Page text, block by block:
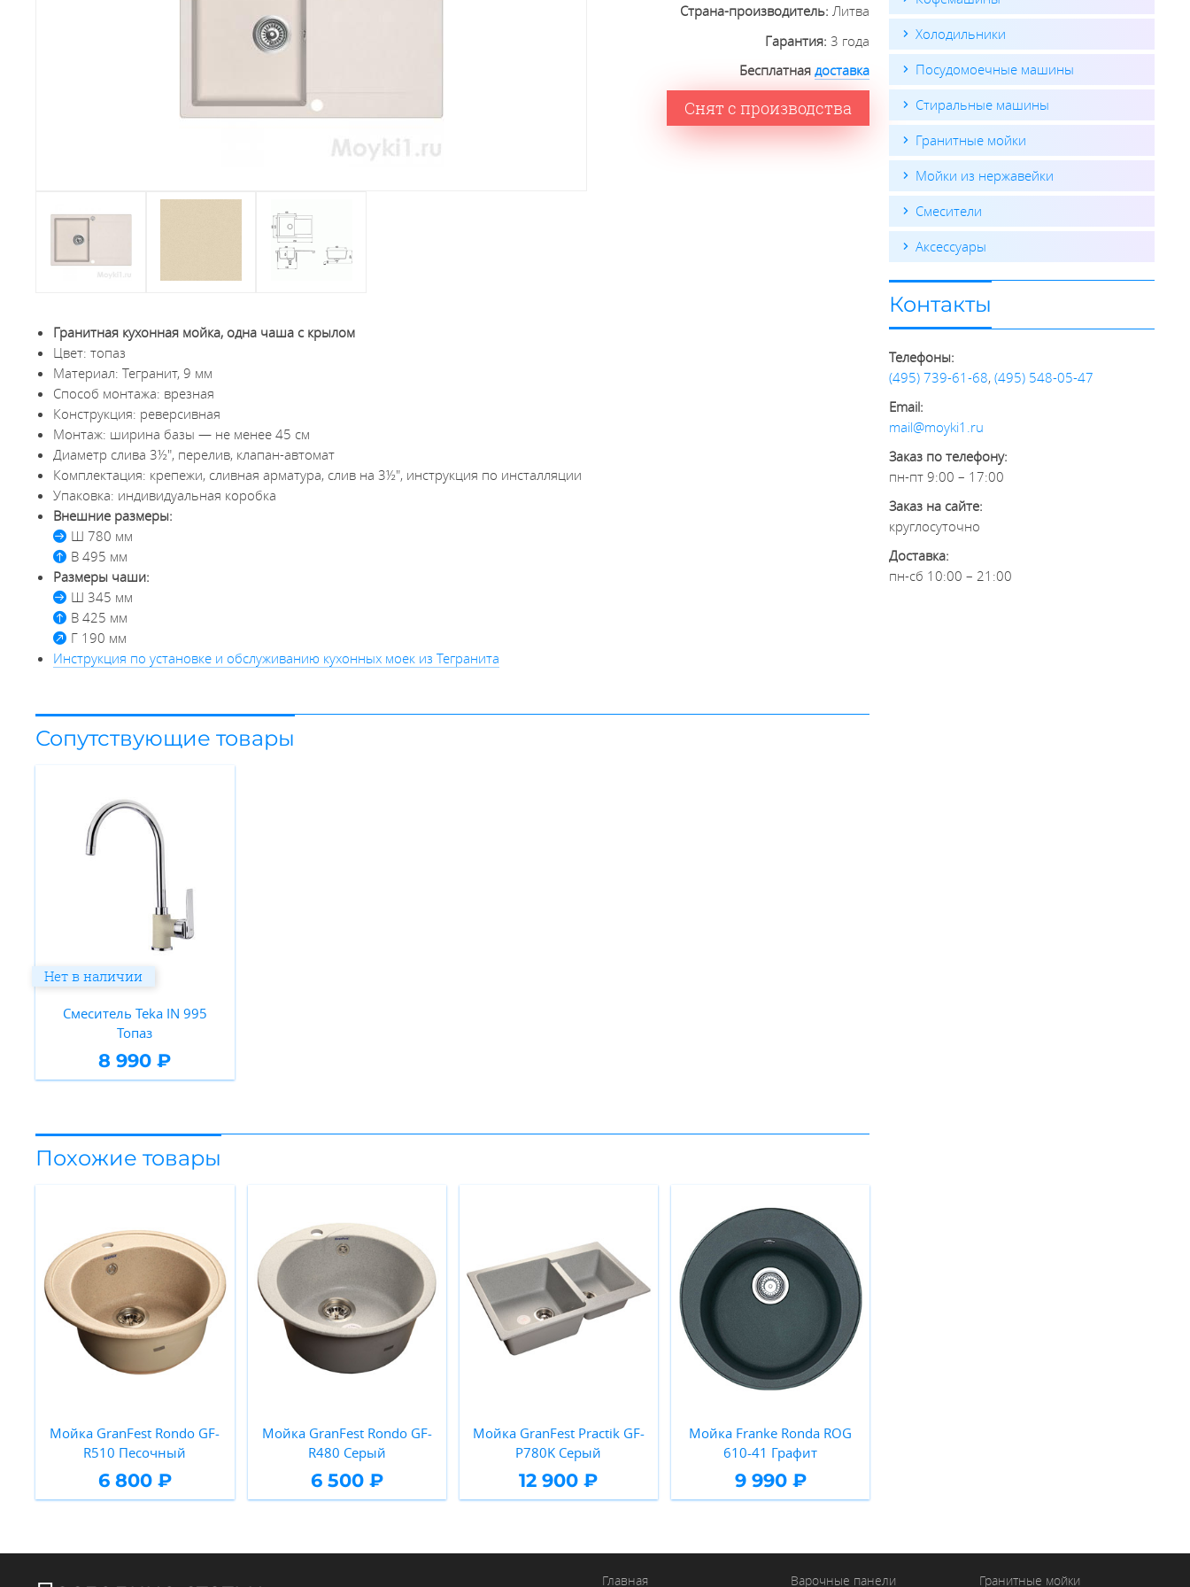
Страна-производитель:Литва
Гарантия:3 года
Бесплатнаядоставка
Снят с производства
Гранитная кухонная мойка, одна чаша с крылом
Цвет: топаз
Материал: Тегранит, 9 мм
Способ монтажа: врезная
Конструкция: реверсивная
Монтаж: ширина базы — не менее 45 см
Диаметр слива 3½", перелив, клапан-автомат
Комплектация: крепежи, сливная арматура, слив на 3½", инструкция по инсталляции
Упаковка: индивидуальная коробка
Внешние размеры:
Ш 780 мм
В 495 мм
Размеры чаши:
Ш 345 мм
В 425 мм
Г 190 мм
Инструкция по установке и обслуживанию кухонных моек из Тегранита
Сопутствующие товары
Смеситель Teka IN 995
Топаз
8 990 ₽
Нет в наличии
Похожие товары
Мойка GranFest Rondo GF-
R510 Песочный
6 800 ₽
Мойка GranFest Rondo GF-
R480 Серый
6 500 ₽
Мойка GranFest Practik GF-
P780K Серый
12 900 ₽
Мойка Franke Ronda ROG
610-41 Графит
9 990 ₽
Холодильники
Посудомоечные машины
Стиральные машины
Гранитные мойки
Мойки из нержавейки
Смесители
Аксессуары
Контакты
Телефоны:
(495) 739-61-68, (495) 548-05-47
Email:
mail@moyki1.ru
Заказ по телефону:
пн-пт 9:00 – 17:00
Заказ на сайте:
круглосуточно
Доставка:
пн-сб 10:00 – 21:00
Главная Варочные панели Гранитные мойки